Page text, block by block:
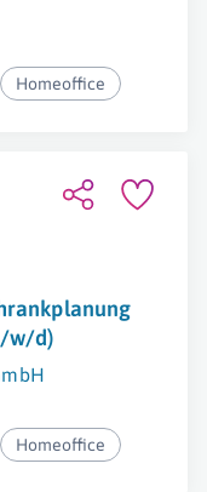
Homeoffice
w/d)
Homeoffice